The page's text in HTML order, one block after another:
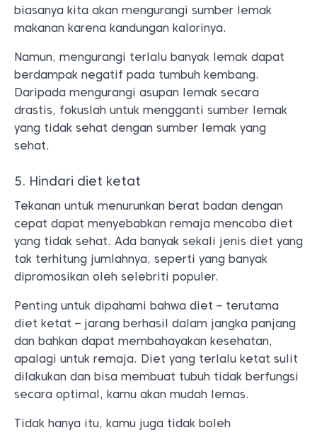
biasanya kita akan mengurangi sumber lemak
makanan karena kandungan kalorinya.
Namun, mengurangi terlalu banyak lemak dapat
berdampak negatif pada tumbuh kembang.
Daripada mengurangi asupan lemak secara
drastis, fokuslah untuk mengganti sumber lemak
yang tidak sehat dengan sumber lemak yang
sehat.
5. Hindari diet ketat
Tekanan untuk menurunkan berat badan dengan
cepat dapat menyebabkan remaja mencoba diet
yang tidak sehat. Ada banyak sekali jenis diet yang
tak terhitung jumlahnya, seperti yang banyak
dipromosikan oleh selebriti populer.
Penting untuk dipahami bahwa diet – terutama
diet ketat – jarang berhasil dalam jangka panjang
dan bahkan dapat membahayakan kesehatan,
apalagi untuk remaja. Diet yang terlalu ketat sulit
dilakukan dan bisa membuat tubuh tidak berfungsi
secara optimal, kamu akan mudah lemas.
Tidak hanya itu, kamu juga tidak boleh